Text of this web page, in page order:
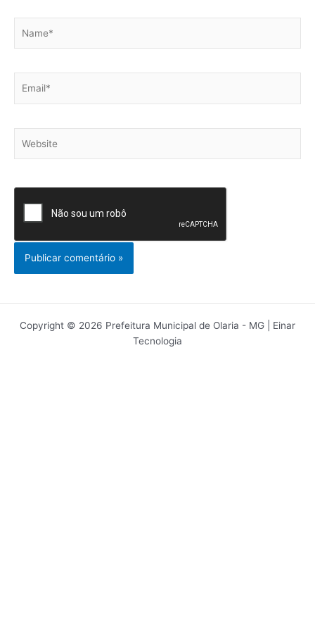
Copyright © 2026 Prefeitura Municipal de Olaria - MG | Einar
Tecnologia